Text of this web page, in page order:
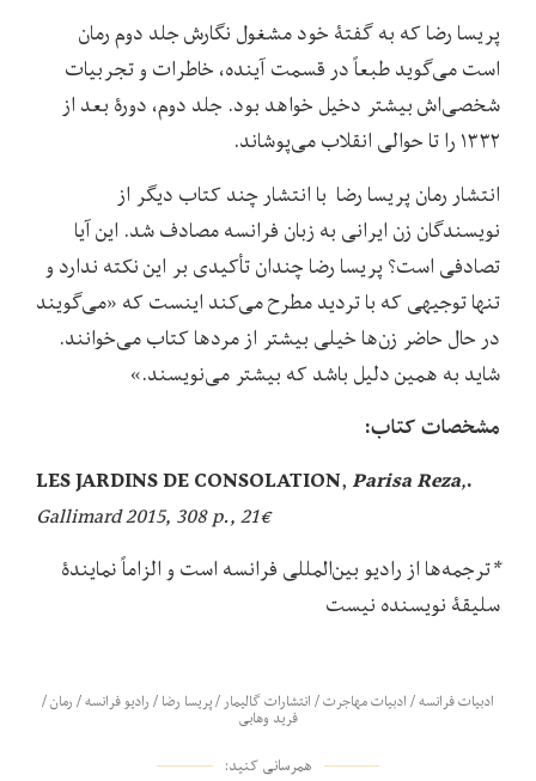
پریسا رضا که به گفتۀ خود مشغول نگارش جلد دوم رمان
است می‌گوید طبعاً در قسمت آینده، خاطرات و تجربیات
شخصی‌اش بیشتر دخیل خواهد بود. جلد دوم، دورۀ بعد از
۱۳۳۲ را تا حوالی انقلاب می‌پوشاند.
انتشار رمان پریسا رضا با انتشار چند کتاب دیگر از
نویسندگان زن ایرانی به زبان فرانسه مصادف شد. این آیا
تصادفی است؟ پریسا رضا چندان تأکیدی بر این نکته ندارد و
تنها توجیهی که با تردید مطرح می‌کند اینست که «می‌گویند
در حال حاضر زن‌ها خیلی بیشتر از مردها کتاب می‌خوانند.
شاید به همین دلیل باشد که بیشتر می‌نویسند.»
مشخصات کتاب:
.LES JARDINS DE CONSOLATION
, Parisa Reza,
Gallimard 2015, 308 p., 21€
*ترجمه‌ها از رادیو بین‌المللی فرانسه است و الزاماً نمایندۀ
سلیقۀ نویسنده نیست
ادبیات فرانسه/ادبیات مهاجرت/انتشارات گالیمار/پریسا رضا/رادیو فرانسه/رمان/
فرید وهابی
همرسانی کنید: